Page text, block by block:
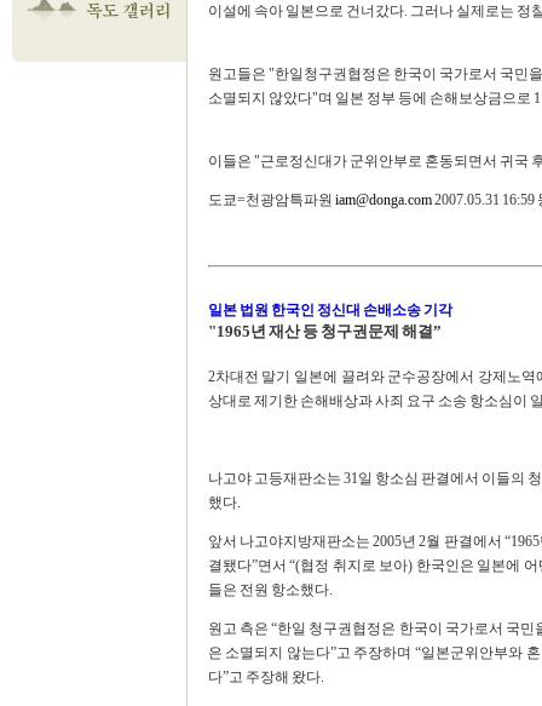
이설에 속아 일본으로 건너갔다. 그러나 실제로는 정
원고들은 "한일청구권협정은 한국이 국가로서 국민
소멸되지 않았다"며 일본 정부 등에 손해보상금으로
이들은 "근로정신대가 군위안부로 혼동되면서 귀국
도쿄=천광암특파원 iam@donga.com2007.05.31 16:59
일본 법원 한국인 정신대 손배소송 기각
"1965년 재산 등 청구권문제 해결”
2차대전 말기 일본에 끌려와 군수공장에서 강제노
상대로 제기한 손해배상과 사죄 요구 소송 항소심이
나고야 고등재판소는 31일 항소심 판결에서 이들의
했다.
앞서 나고야지방재판소는 2005년 2월 판결에서
결됐다”면서 “(협정 취지로 보아) 한국인은 일본에
들은 전원 항소했다.
원고 측은 “한일 청구권협정은 한국이 국가로서 국
은 소멸되지 않는다”고 주장하며 “일본군위안부와
다”고 주장해 왔다.